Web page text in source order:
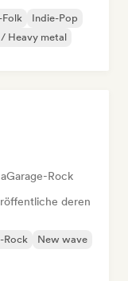
Folk
Indie-Pop
Heavy metal
Garage-Rock
deren
Rock
New wave